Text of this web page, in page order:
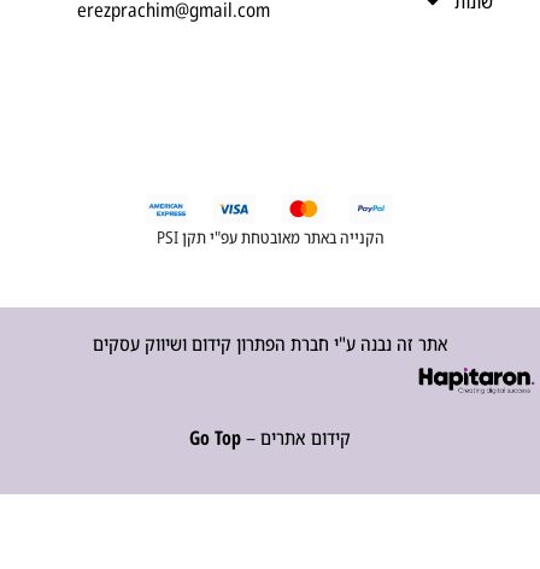
erezprachim@gmail.com
הקנייה באתר מאובטחת עפ"י תקן PSI
אתר זה נבנה ע"י חברת הפתרון קידום ושיווק עסקים
קידום אתרים –Go Top